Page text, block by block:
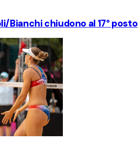
Bianchi chiudono al 17° posto